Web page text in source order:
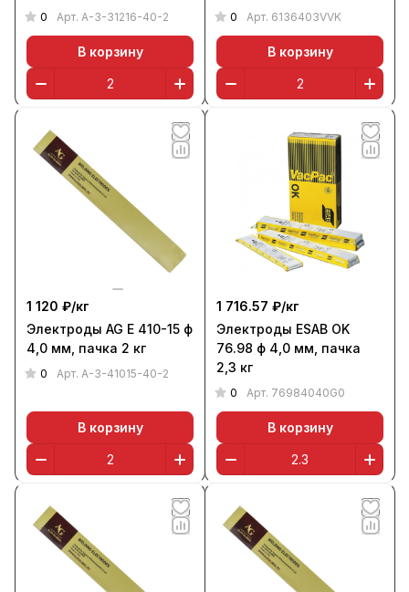
0 Арт. A-3-31216-40-2
В корзину
0 Арт. 6136403VVK
В корзину
1 120 ₽/кг
Электроды AG E 410-15 ф
4,0 мм, пачка 2 кг
0 Арт. A-3-41015-40-2
В корзину
1 716.57 ₽/кг
Электроды ESAB OK
76.98 ф 4,0 мм, пачка
2,3 кг
0 Арт. 76984040G0
В корзину